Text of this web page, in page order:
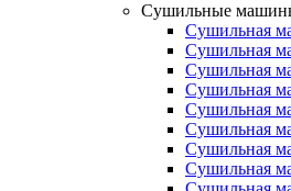
Сушильные
Сушильная
Сушильная
Сушильная
Сушильная
Сушильная
Сушильная
Сушильная
Сушильная